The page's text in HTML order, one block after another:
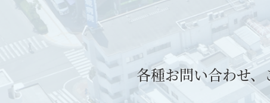
各種お問い合わせ